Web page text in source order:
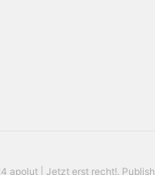
apolut | Jetzt erst recht!.